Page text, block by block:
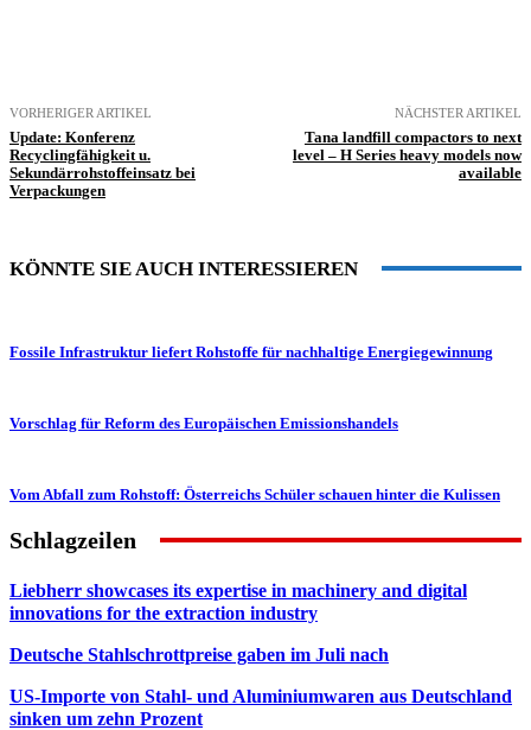
VORHERIGER ARTIKEL
Update: Konferenz
Recyclingfähigkeit u.
Sekundärrohstoffeinsatz bei
Verpackungen
NÄCHSTER ARTIKEL
Tana landfill compactors to next
level – H Series heavy models now
available
KÖNNTE SIE AUCH INTERESSIEREN
Fossile Infrastruktur liefert Rohstoffe für nachhaltige Energiegewinnung
Vorschlag für Reform des Europäischen Emissionshandels
Vom Abfall zum Rohstoff: Österreichs Schüler schauen hinter die Kulissen
Schlagzeilen
Liebherr showcases its expertise in machinery and digital
innovations for the extraction industry
Deutsche Stahlschrottpreise gaben im Juli nach
US-Importe von Stahl- und Aluminiumwaren aus Deutschland
sinken um zehn Prozent